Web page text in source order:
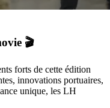
🎬
forts de cette édition
innovations portuaires,
unique, les LH